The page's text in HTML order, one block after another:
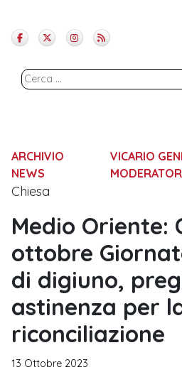
Ricerca
ARCHIVIO
NEWS
VICARIO
Chiesa
Medio Oriente:
ottobre
di digiuno,
astinenza per
riconciliazione
13 Ottobre 2023